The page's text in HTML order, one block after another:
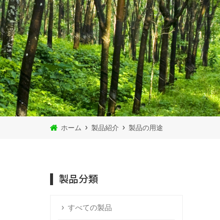
ホーム 製品紹介 製品の用途
製品分類
すべての製品